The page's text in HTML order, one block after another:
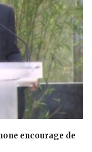
encourage de